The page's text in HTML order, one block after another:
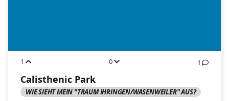
1 0 1
Calisthenic Park
WIE SIEHT MEIN "TRAUM IHRINGEN/WASENWEILER" AUS?